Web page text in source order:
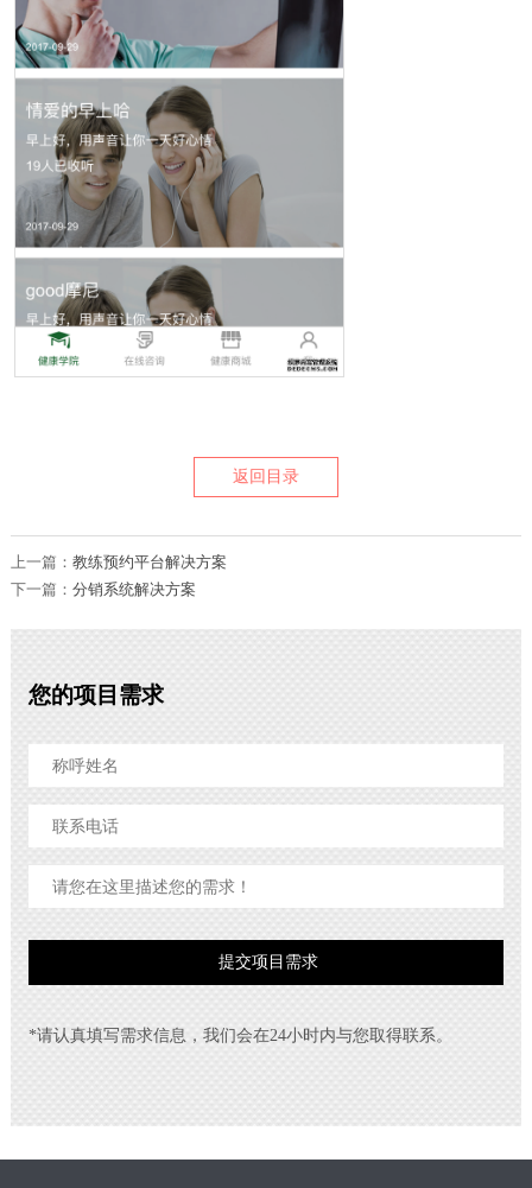
返回目录
上一篇： 教练预约平台解决方案
下一篇： 分销系统解决方案
您的项目需求
*请认真填写需求信息，我们会在24小时内与您取得联系。